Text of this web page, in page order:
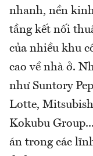
nhanh, nền
tầng kết nối
của nhiều khu
cao về nhà ở.
như Suntory
Lotte,
Kokubu
án trong các